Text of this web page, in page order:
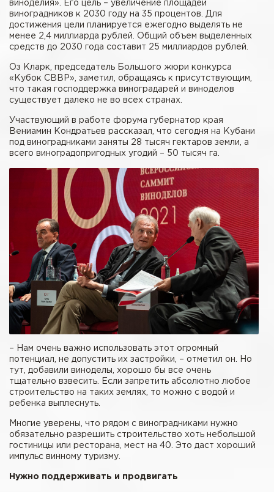
виноделия». Его цель – увеличение площадей
виноградников к 2030 году на 35 процентов. Для
достижения цели планируется ежегодно выделять не
менее 2,4 миллиарда рублей. Общий объем выделенных
средств до 2030 года составит 25 миллиардов рублей.
Оз Кларк, председатель Большого жюри конкурса
«Кубок СВВР», заметил, обращаясь к присутствующим,
что такая господдержка виноградарей и виноделов
существует далеко не во всех странах.
Участвующий в работе форума губернатор края
Вениамин Кондратьев рассказал, что сегодня на Кубани
под виноградниками заняты 28 тысяч гектаров земли, а
всего виноградопригодных угодий – 50 тысяч га.
– Нам очень важно использовать этот огромный
потенциал, не допустить их застройки, – отметил он. Но
тут, добавили виноделы, хорошо бы все очень
тщательно взвесить. Если запретить абсолютно любое
строительство на таких землях, то можно с водой и
ребенка выплеснуть.
Многие уверены, что рядом с виноградниками нужно
обязательно разрешить строительство хоть небольшой
гостиницы или ресторана, мест на 40. Это даст хороший
импульс винному туризму.
Нужно поддерживать и продвигать